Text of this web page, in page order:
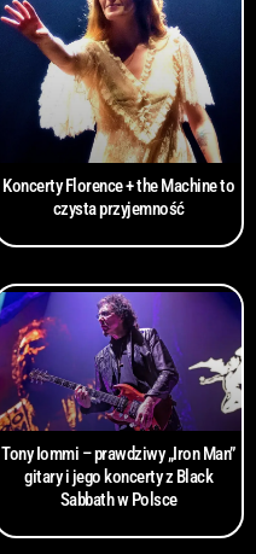
Koncerty Florence + the Machine to
czysta przyjemność
Tony Iommi – prawdziwy „Iron Man”
gitary i jego koncerty z Black
Sabbath w Polsce